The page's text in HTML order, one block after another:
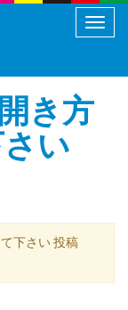
メ
ュ
き方
い
下さい 投稿